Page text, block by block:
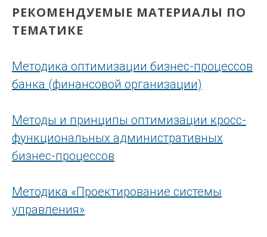
РЕКОМЕНДУЕМЫЕ МАТЕРИАЛЫ ПО
ТЕМАТИКЕ
Методика оптимизации бизнес-процессов
банка (финансовой организации)
Методы и принципы оптимизации кросс-
функциональных административных
бизнес-процессов
Методика «Проектирование системы
управления»